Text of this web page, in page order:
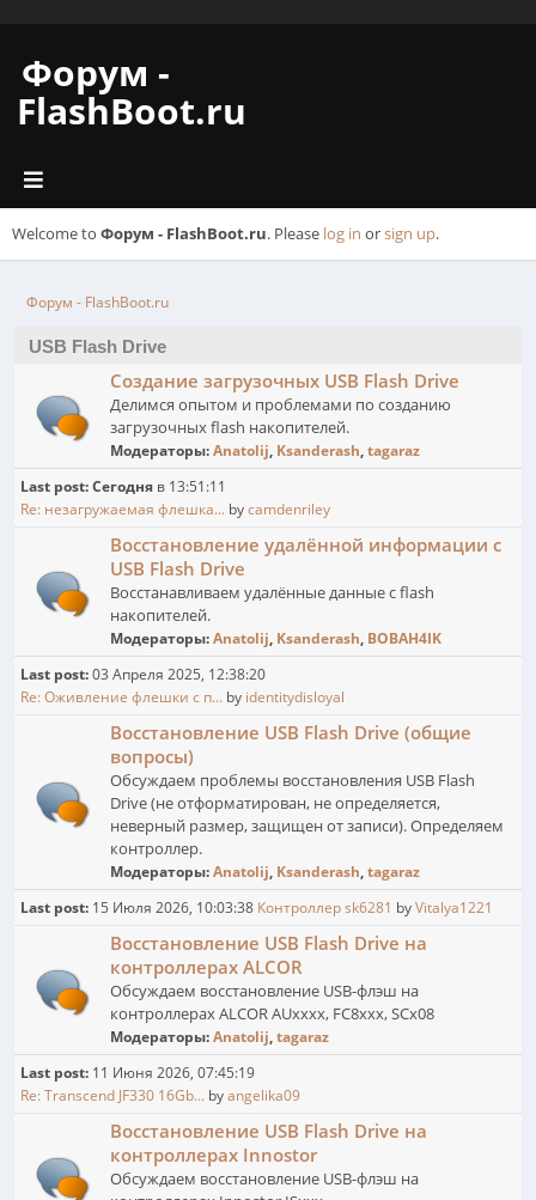
Форум -
FlashBoot.ru
Welcome to Форум - FlashBoot.ru. Please log in orsign up.
Форум - FlashBoot.ru
USB Flash Drive
Создание загрузочных USB Flash Drive
Делимся опытом и проблемами по созданию
загрузочных flash накопителей.
Модераторы:Anatolij, Ksanderash,tagaraz
Last post:Сегодня в 13:51:11
Re: незагружаемая флешка... bycamdenriley
Восстановление удалённой информации с
USB Flash Drive
Восстанавливаем удалённые данные с flash
накопителей.
Модераторы:Anatolij, Ksanderash, BOBAH4IK
Last post:03 Апреля 2025, 12:38:20
Re: Оживление флешки с п... by identitydisloyal
Восстановление USB Flash Drive (общие
вопросы)
Обсуждаем проблемы восстановления USB Flash
Drive (не отформатирован, не определяется,
неверный размер, защищен от записи). Определяем
контроллер.
Модераторы:Anatolij, Ksanderash,tagaraz
Last post: 15 Июля 2026, 10:03:38 Контроллер sk6281 byVitalya1221
Восстановление USB Flash Drive на
контроллерах ALCOR
Обсуждаем восстановление USB-флэш на
контроллерах ALCOR AUxxxx, FC8xxx, SCx08
Модераторы:Anatolij,tagaraz
Last post: 11 Июня 2026, 07:45:19
Re: Transcend JF330 16Gb... byangelika09
Восстановление USB Flash Drive на
контроллерах Innostor
Обсуждаем восстановление USB-флэш на